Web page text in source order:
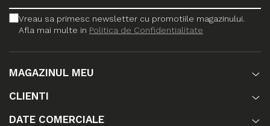
Vreau sa primesc newsletter cu promotiile magazinului.
Afla mai multe in Politica de Confidentialitate
MAGAZINUL MEU
CLIENTI
DATE COMERCIALE